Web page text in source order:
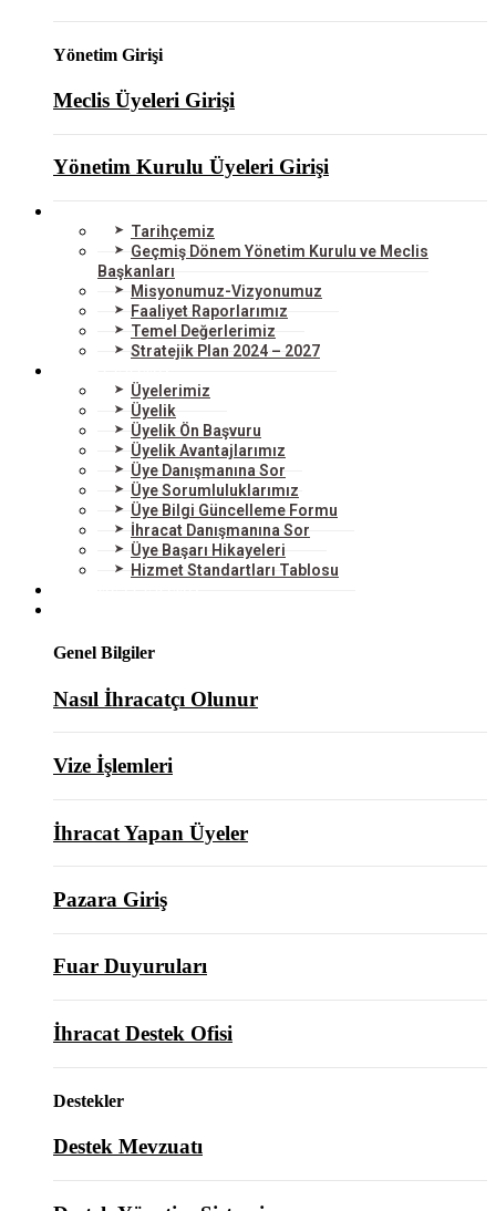
Yönetim Girişi
Meclis Üyeleri Girişi
Yönetim Kurulu Üyeleri Girişi
Tarihçemiz
Geçmiş Dönem Yönetim Kurulu ve Meclis
Başkanları
Misyonumuz-Vizyonumuz
Faaliyet Raporlarımız
Temel Değerlerimiz
Stratejik Plan 2024 – 2027
Üyelerimiz
Üyelik
Üyelik Ön Başvuru
Üyelik Avantajlarımız
Üye Danışmanına Sor
Üye Sorumluluklarımız
Üye Bilgi Güncelleme Formu
İhracat Danışmanına Sor
Üye Başarı Hikayeleri
Hizmet Standartları Tablosu
Genel Bilgiler
Nasıl İhracatçı Olunur
Vize İşlemleri
İhracat Yapan Üyeler
Pazara Giriş
Fuar Duyuruları
İhracat Destek Ofisi
Destekler
Destek Mevzuatı